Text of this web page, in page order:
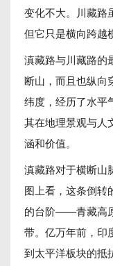
变化不大。川藏路
但它只是横向跨越
滇藏路与川藏路的
断山，而且也纵向
纬度，经历了水平
其在地理景观与人
涵和价值。
滇藏路对于横断山
图上看，这条倒转
的台阶——青藏高
带。亿万年前，印
到太平洋板块的抵